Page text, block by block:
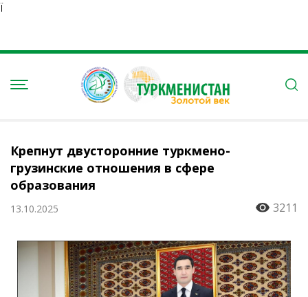
Ï
Крепнут двусторонние туркмено-
грузинские отношения в сфере
образования
13.10.2025 3211